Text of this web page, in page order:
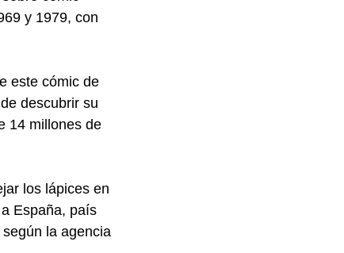
y 1979, con
este cómic de
descubrir su
14 millones de
los lápices en
España, país
la agencia